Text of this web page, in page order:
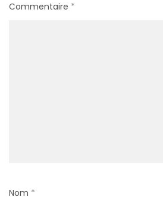
Commentaire *
Nom *